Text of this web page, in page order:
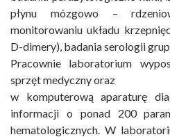
płynu mózgowo –
monitorowaniu układu
D-dimery), badania serologii
Pracownie laboratorium
sprzęt medyczny oraz
w komputerową aparaturę
informacji o ponad 200
hematologicznych. W